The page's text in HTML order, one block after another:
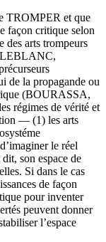
TROMPER et que
façon critique selon
des arts trompeurs
LEBLANC,
de la propagande ou
(BOURASSA,
régimes de vérité et
— (1) les arts
le réel
son espace de
Si dans le cas
de façon
pour inventer
peuvent donner
l’espace